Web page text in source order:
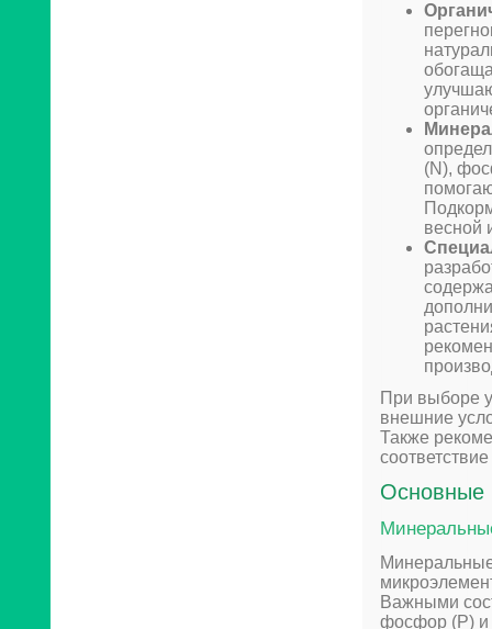
(N),
весной
При выборе
внешние
Также
Основные
Важными
фосфор (P) и